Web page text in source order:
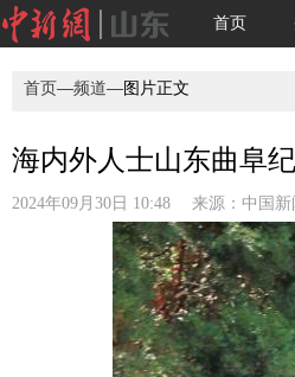
首页
首页—频道—图片正文
海内外人士山东曲阜
2024年09月30日 10:48 来源： 中国新